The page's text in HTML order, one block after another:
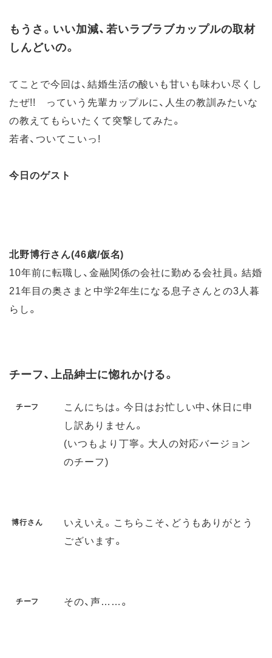
もうさ。いい加減、若いラブラブカップルの取材
しんどいの。
てことで今回は、結婚生活の酸いも甘いも味わい尽くし
たぜ!! っていう先輩カップルに、人生の教訓みたいな
の教えてもらいたくて突撃してみた。
若者、ついてこいっ!
今日のゲスト
北野博行さん(46歳/仮名)
10年前に転職し、金融関係の会社に勤める会社員。結婚
21年目の奥さまと中学2年生になる息子さんとの3人暮
らし。
チーフ、上品紳士に惚れかける。
チーフ
こんにちは。今日はお忙しい中、休日に申
し訳ありません。
(いつもより丁寧。大人の対応バージョン
のチーフ)
博行さん
いえいえ。こちらこそ、どうもありがとう
ございます。
チーフ その、声……。